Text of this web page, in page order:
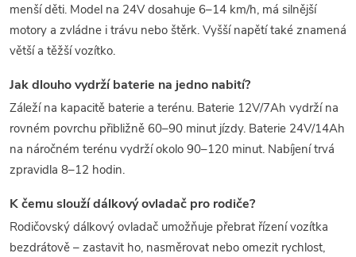
menší děti. Model na 24V dosahuje 6–14 km/h, má silnější
motory a zvládne i trávu nebo štěrk. Vyšší napětí také znamená
větší a těžší vozítko.
Jak dlouho vydrží baterie na jedno nabití?
Záleží na kapacitě baterie a terénu. Baterie 12V/7Ah vydrží na
rovném povrchu přibližně 60–90 minut jízdy. Baterie 24V/14Ah
na náročném terénu vydrží okolo 90–120 minut. Nabíjení trvá
zpravidla 8–12 hodin.
K čemu slouží dálkový ovladač pro rodiče?
Rodičovský dálkový ovladač umožňuje přebrat řízení vozítka
bezdrátově – zastavit ho, nasměrovat nebo omezit rychlost,